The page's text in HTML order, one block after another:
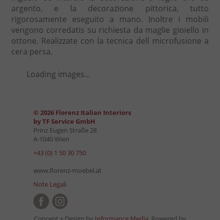
argento, e la decorazione pittorica, tutto
rigorosamente eseguito a mano. Inoltre i mobili
vengono corredatis su richiesta da maglie gioiello in
ottone. Realizzate con la tecnica dell microfusione a
cera persa.
Loading images...
© 2026 Florenz Italian Interiors
by TF Service GmbH
Prinz Eugen Straße 28
A-1040 Wien
+43 (0) 1 50 30 750
www.florenz-moebel.at
Note Legali